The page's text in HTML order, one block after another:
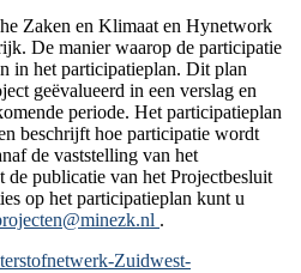
Zaken en Klimaat en Hynetwork
De manier waarop de participatie
in het participatieplan. Dit plan
geëvalueerd in een verslag en
periode. Het participatieplan
beschrijft hoe participatie wordt
de vaststelling van het
de publicatie van het Projectbesluit
op het participatieplan kunt u
.
Zuidwest-